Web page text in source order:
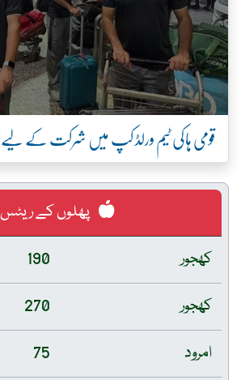
قومی ہاکی ٹیم ورلڈ کپ میں شرکت کے لیے
پھلوں کے ریٹس
کھجور
190
کھجور
270
امرود
75